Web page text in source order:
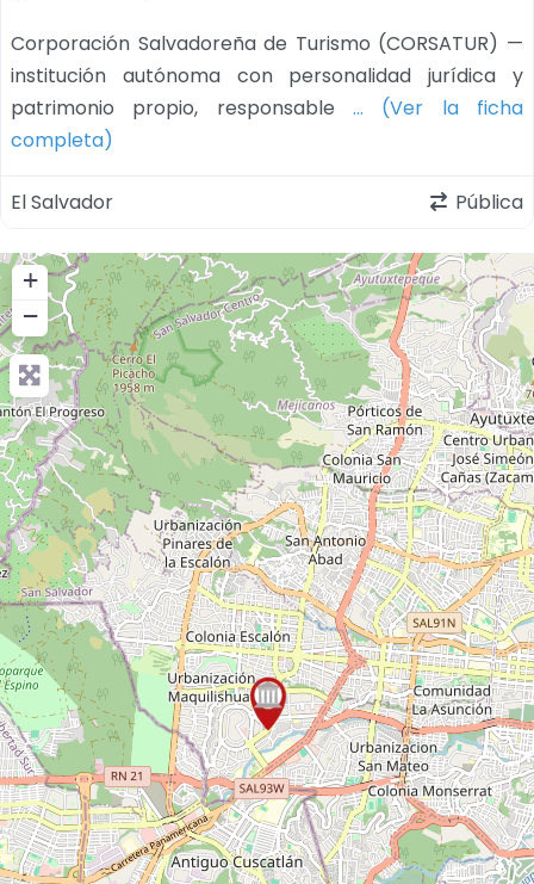
Corporación Salvadoreña de Turismo (CORSATUR) —
institución autónoma con personalidad jurídica y
patrimonio propio, responsable … (Ver la ficha
completa)
El Salvador Pública
+
−